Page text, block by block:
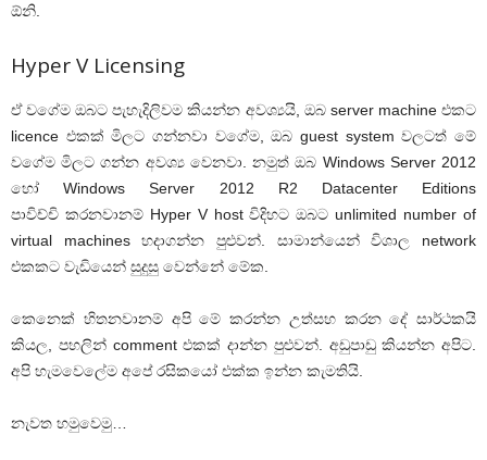
ඕනි.
Hyper V Licensing
ඒ වගේම ඔබට පැහැදිලිවම කියන්න අවශ්‍යයි, ඔබ server machine එකට
licence එකක් මිලට ගන්නවා වගේම, ඔබ guest system වලටත් මේ
වගේම මිලට ගන්න අවශ්‍ය වෙනවා. නමුත් ඔබ Windows Server 2012
හෝ Windows Server 2012 R2 Datacenter Editions
පාවිච්චි කරනවානම් Hyper V host විදිහට ඔබට unlimited number of
virtual machines හදාගන්න පුළුවන්. සාමාන්යෙන් විශාල network
එකකට වැඩියෙන් සුදුසු වෙන්නේ මේක.
කෙනෙක් හිතනවානම් අපි මේ කරන්න උත්සහ කරන දේ සාර්ථකයි
කියල, පහලින් comment එකක් දාන්න පුළුවන්. අඩුපාඩු කියන්න අපිට.
අපි හැමවෙලේම අපේ රසිකයෝ එක්ක ඉන්න කැමතියි.
නැවත හමුවෙමු…